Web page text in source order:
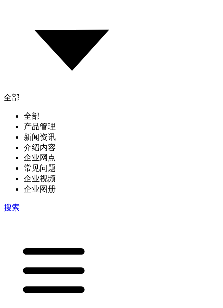
全部
全部
产品管理
新闻资讯
介绍内容
企业网点
常见问题
企业视频
企业图册
搜索